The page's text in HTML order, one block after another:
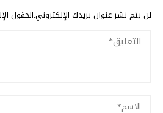
لن يتم نشر عنوان بريدك الإلكتروني.الحقول